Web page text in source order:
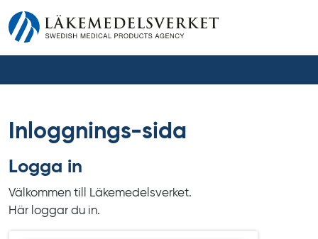
Inloggnings-sida
Logga in
Välkommen till Läkemedelsverket.
Här loggar du in.